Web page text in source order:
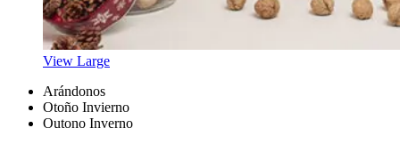
View Large
Arándonos
Otoño Invierno
Outono Inverno